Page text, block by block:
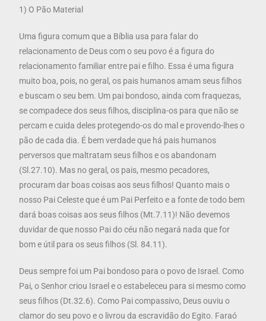
1) O Pão Material
Uma figura comum que a Bíblia usa para falar do
relacionamento de Deus com o seu povo é a figura do
relacionamento familiar entre pai e filho. Essa é uma figura
muito boa, pois, no geral, os pais humanos amam seus filhos
e buscam o seu bem. Um pai bondoso, ainda com fraquezas,
se compadece dos seus filhos, disciplina-os para que não se
percam e cuida deles protegendo-os do mal e provendo-lhes o
pão de cada dia. É bem verdade que há pais humanos
perversos que maltratam seus filhos e os abandonam
(Sl.27.10). Mas no geral, os pais, mesmo pecadores,
procuram dar boas coisas aos seus filhos! Quanto mais o
nosso Pai Celeste que é um Pai Perfeito e a fonte de todo bem
dará boas coisas aos seus filhos (Mt.7.11)! Não devemos
duvidar de que nosso Pai do céu não negará nada que for
bom e útil para os seus filhos (Sl. 84.11).
Deus sempre foi um Pai bondoso para o povo de Israel. Como
Pai, o Senhor criou Israel e o estabeleceu para si mesmo como
seus filhos (Dt.32.6). Como Pai compassivo, Deus ouviu o
clamor do seu povo e o livrou da escravidão do Egito. Faraó